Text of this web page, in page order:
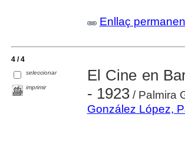
Enllaç
4 / 4
seleccionar
imprimir
El Cine en
- 1923/ Palmira
González López,